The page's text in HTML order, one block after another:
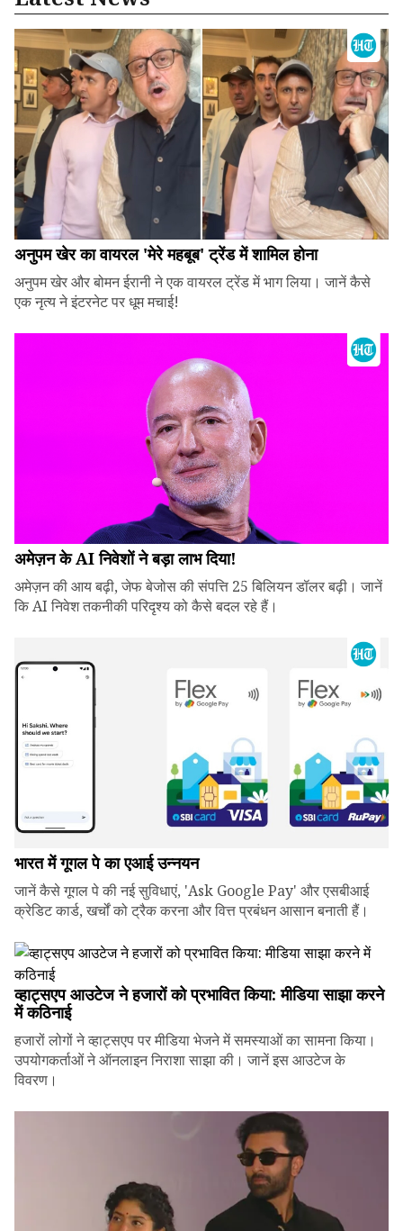
अनुपम खेर का वायरल 'मेरे महबूब' ट्रेंड में शामिल होना
अनुपम खेर और बोमन ईरानी ने एक वायरल ट्रेंड में भाग लिया। जानें कैसे
एक नृत्य ने इंटरनेट पर धूम मचाई!
अमेज़न के AI निवेशों ने बड़ा लाभ दिया!
अमेज़न की आय बढ़ी, जेफ बेजोस की संपत्ति 25 बिलियन डॉलर बढ़ी। जानें
कि AI निवेश तकनीकी परिदृश्य को कैसे बदल रहे हैं।
भारत में गूगल पे का एआई उन्नयन
जानें कैसे गूगल पे की नई सुविधाएं, 'Ask Google Pay' और एसबीआई
क्रेडिट कार्ड, खर्चों को ट्रैक करना और वित्त प्रबंधन आसान बनाती हैं।
व्हाट्सएप आउटेज ने हजारों को प्रभावित किया: मीडिया साझा करने
में कठिनाई
हजारों लोगों ने व्हाट्सएप पर मीडिया भेजने में समस्याओं का सामना किया।
उपयोगकर्ताओं ने ऑनलाइन निराशा साझा की। जानें इस आउटेज के
विवरण।